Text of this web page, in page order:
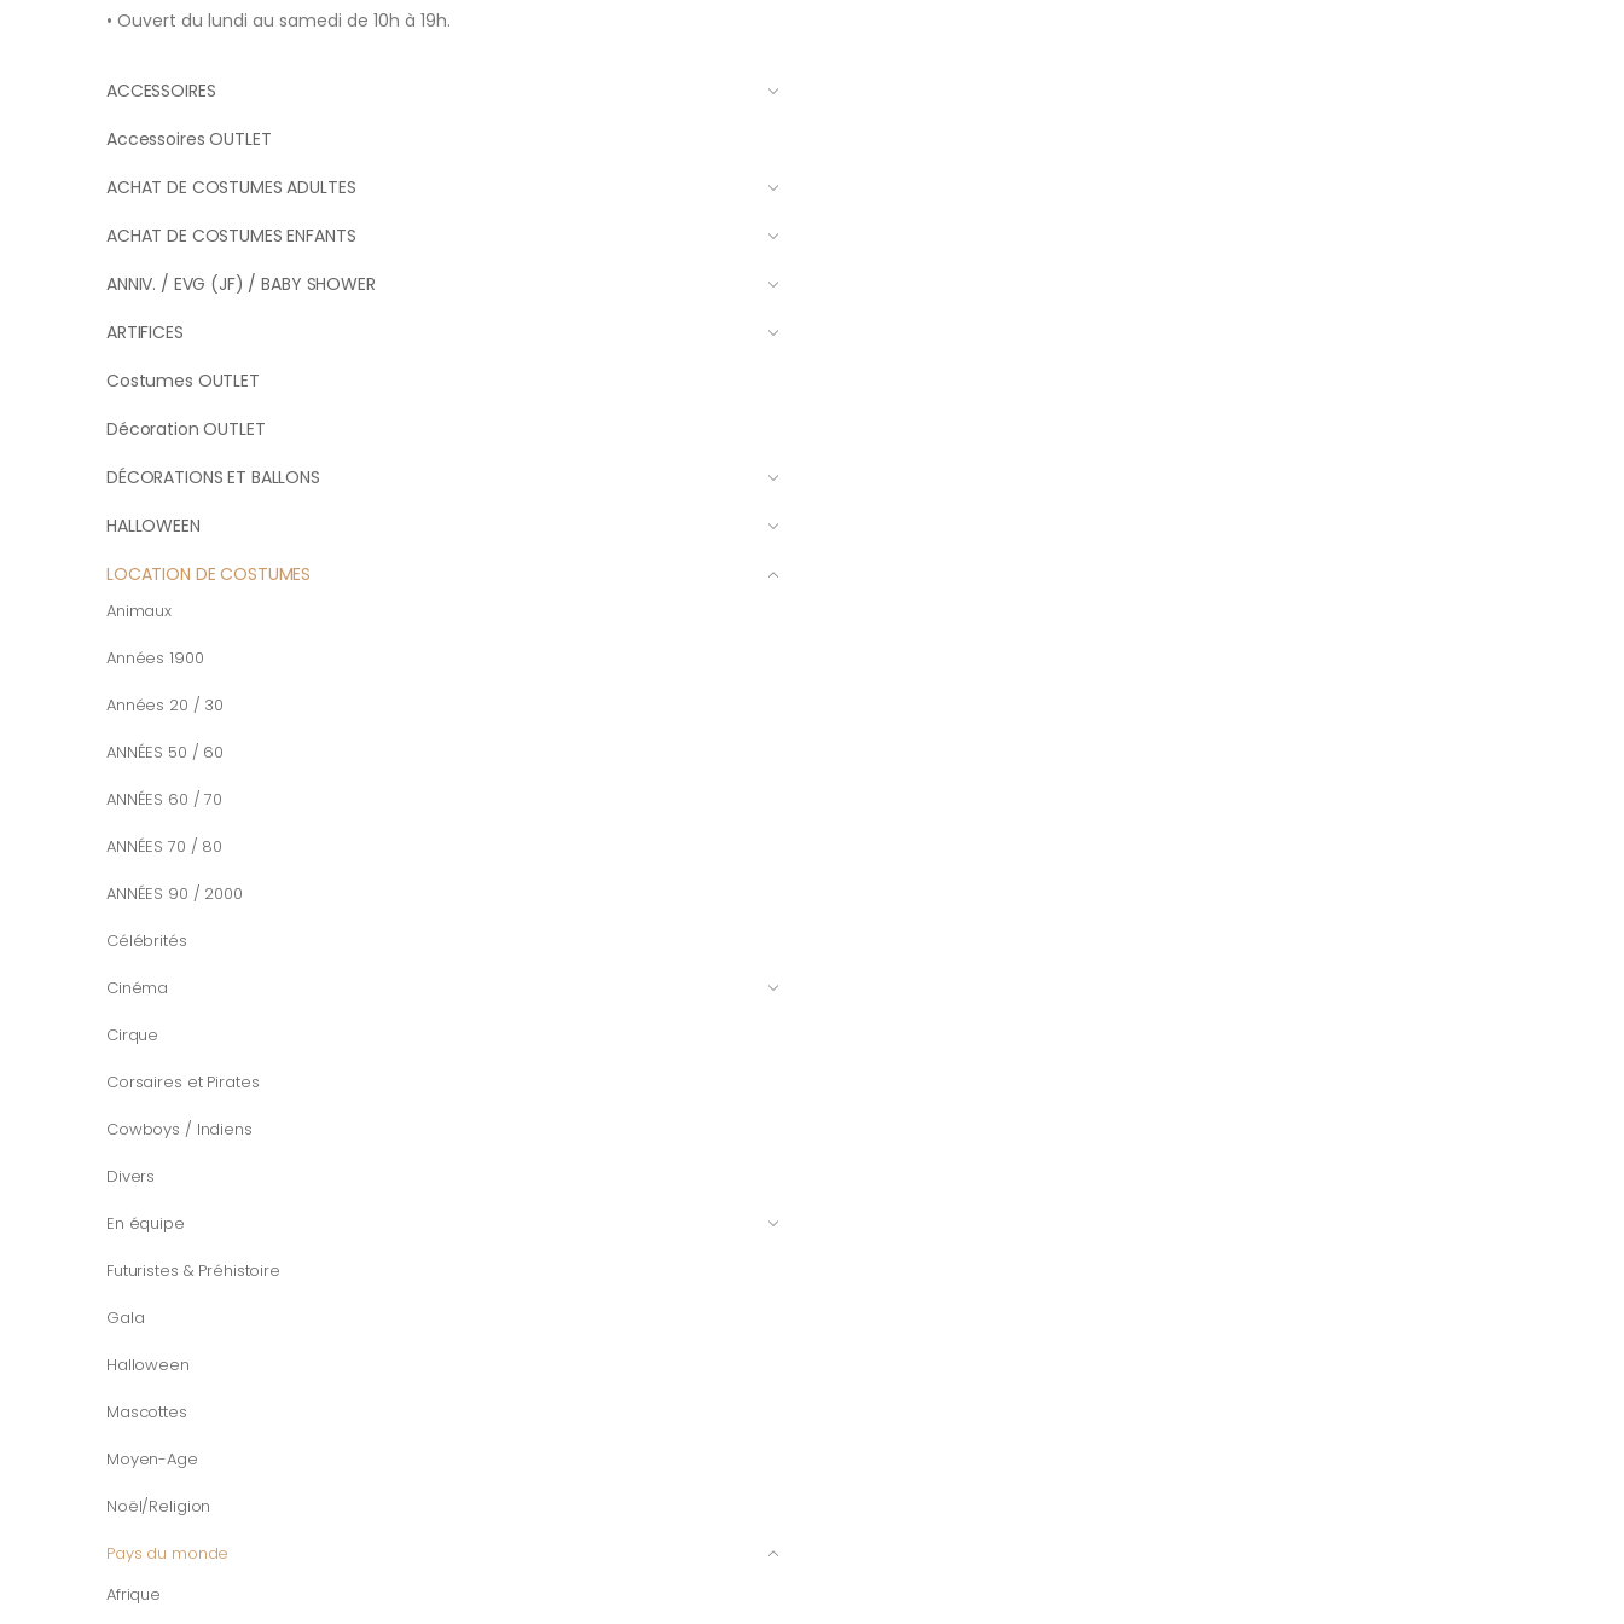
• Ouvert du lundi au samedi de 10h à 19h.
ACCESSOIRES
Accessoires OUTLET
ACHAT DE COSTUMES ADULTES
ACHAT DE COSTUMES ENFANTS
ANNIV. / EVG (JF) / BABY SHOWER
ARTIFICES
Costumes OUTLET
Décoration OUTLET
DÉCORATIONS ET BALLONS
HALLOWEEN
LOCATION DE COSTUMES
Animaux
Années 1900
Années 20 / 30
ANNÉES 50 / 60
ANNÉES 60 / 70
ANNÉES 70 / 80
ANNÉES 90 / 2000
Célébrités
Cinéma
Cirque
Corsaires et Pirates
Cowboys / Indiens
Divers
En équipe
Futuristes & Préhistoire
Gala
Halloween
Mascottes
Moyen-Age
Noël/Religion
Pays du monde
Afrique